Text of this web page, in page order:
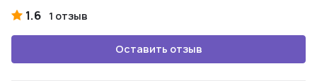
1.6 1 отзыв
Оставить отзыв